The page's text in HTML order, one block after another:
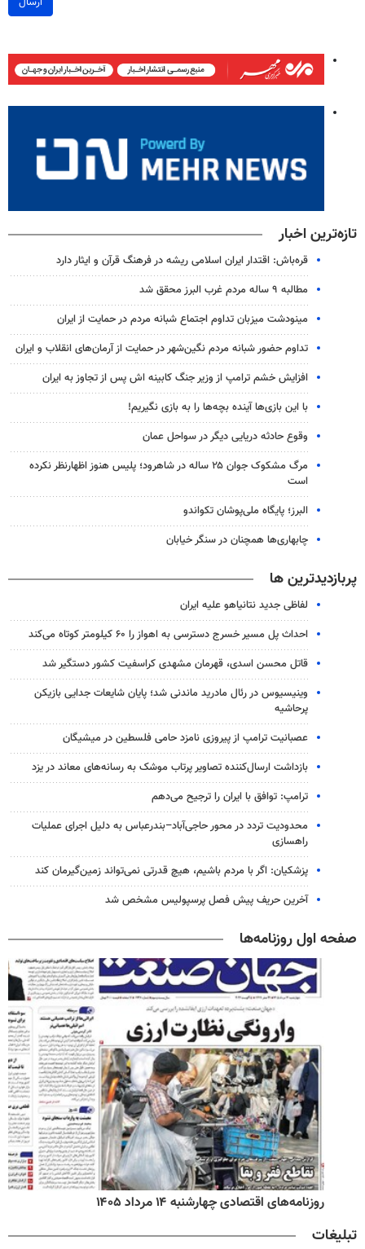
تازه‌ترین اخبار
قره‌باش: اقتدار ایران اسلامی ریشه در فرهنگ قرآن و ایثار دارد
مطالبه ۹ ساله مردم غرب البرز محقق شد
مینودشت میزبان تداوم اجتماع شبانه مردم در حمایت از ایران
تداوم حضور شبانه مردم نگین‌شهر در حمایت از آرمان‌های انقلاب و ایران
افزایش خشم ترامپ از وزیر جنگ کابینه اش پس از تجاوز به ایران
با این بازی‌ها آینده بچه‌ها را به بازی نگیریم!
وقوع حادثه دریایی دیگر در سواحل عمان
مرگ مشکوک جوان ۲۵ ساله در شاهرود؛ پلیس هنوز اظهارنظر نکرده
است
البرز؛ پایگاه ملی‌پوشان تکواندو
چابهاری‌ها همچنان در سنگر خیابان
پربازدیدترین ها
لفاظی جدید نتانیاهو علیه ایران
احداث پل مسیر خسرج دسترسی به اهواز را ۶۰ کیلومتر کوتاه می‌کند
قاتل محسن اسدی، قهرمان مشهدی کراسفیت کشور دستگیر شد
وینیسیوس در رئال مادرید ماندنی شد؛ پایان شایعات جدایی بازیکن
پرحاشیه
عصبانیت ترامپ از پیروزی نامزد حامی فلسطین در میشیگان
بازداشت ارسال‌کننده تصاویر پرتاب موشک به رسانه‌های معاند در یزد
ترامپ: توافق با ایران را ترجیح می‌دهم
محدودیت تردد در محور حاجی‌آباد–بندرعباس به دلیل اجرای عملیات
راهسازی
پزشکیان: اگر با مردم باشیم، هیچ قدرتی نمی‌تواند زمین‌گیرمان کند
آخرین حریف پیش فصل پرسپولیس مشخص شد
صفحه اول روزنامه‌ها
روزنامه‌های اقتصادی چهارشنبه ۱۴ مرداد ۱۴۰۵
تبلیغات